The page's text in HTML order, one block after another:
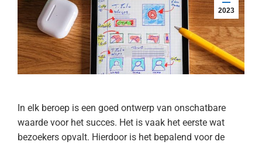
2023
In elk beroep is een goed ontwerp van onschatbare
waarde voor het succes. Het is vaak het eerste wat
bezoekers opvalt. Hierdoor is het bepalend voor de